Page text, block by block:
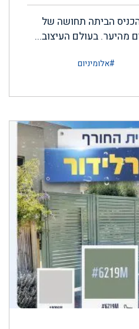
הביתה תחושה של
מהיער. בעולם העיצוב...
#אלומיניום